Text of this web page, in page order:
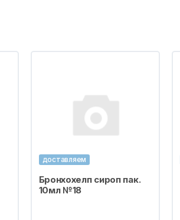
доставляем
Бронхохелп сироп пак.
10мл №18